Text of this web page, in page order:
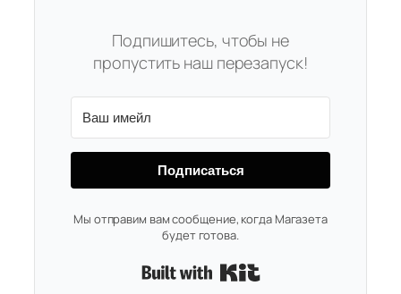
Подпишитесь, чтобы не
пропустить наш перезапуск!
Подписаться
Мы отправим вам сообщение, когда Магазета
будет готова.